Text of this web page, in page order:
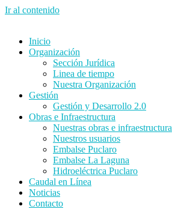
Ir al contenido
Inicio
Organización
Sección Jurídica
Linea de tiempo
Nuestra Organización
Gestión
Gestión y Desarrollo 2.0
Obras e Infraestructura
Nuestras obras e infraestructura
Nuestros usuarios
Embalse Puclaro
Embalse La Laguna
Hidroeléctrica Puclaro
Caudal en Línea
Noticias
Contacto